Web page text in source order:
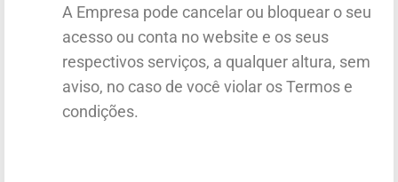
A Empresa pode cancelar ou bloquear o seu
acesso ou conta no website e os seus
respectivos serviços, a qualquer altura, sem
aviso, no caso de você violar os Termos e
condições.